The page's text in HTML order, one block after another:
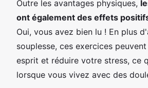
Outre les avantages physiques,
ont également des effets
Oui, vous avez bien lu ! En plus
souplesse, ces exercices
esprit et réduire votre stress, ce
lorsque vous vivez avec des